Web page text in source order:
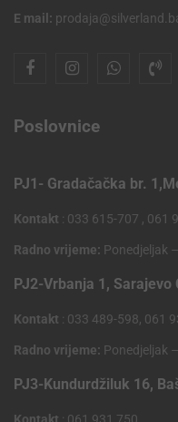
E mail:
Poslovnice
PJ1- Gradačačka br.
Kontakt : 033 615-707 , 061
Radno vrijeme: Ponedjeljak
PJ2-Vrbanja 1, Sarajevo
Kontakt : 033 489-598, 061
Radno vrijeme: Ponedjeljak
PJ3-Kundurdžiluk 16,